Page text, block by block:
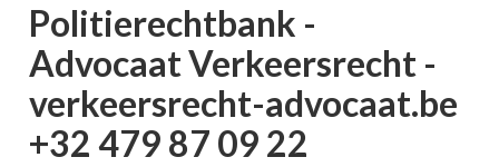
Politierechtbank -
Advocaat Verkeersrecht -
verkeersrecht-advocaat.be
+32 479 87 09 22